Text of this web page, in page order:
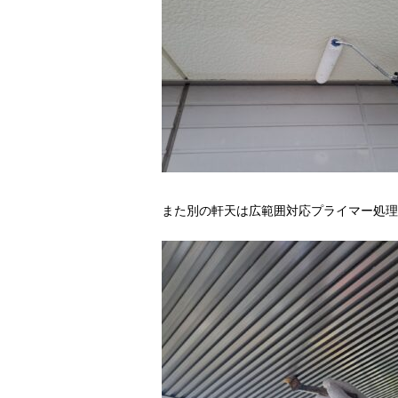
また別の軒天は広範囲対応プライマー処